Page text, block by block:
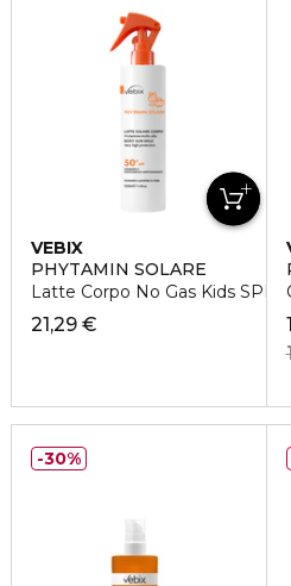
VEBIX
PHYTAMIN SOLARE
Latte Corpo No Gas Kids SPF
21,29 €
30%